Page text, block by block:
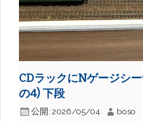
CDラックにNゲージシ
の4) 下段
公開: 2026/05/04 boso